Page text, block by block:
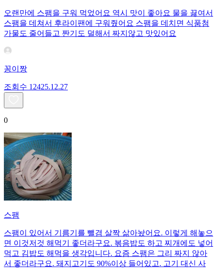
오랜만에 스팸을 구워 먹었어요 역시 맛이 좋아요 물을 끓여서
스팸을 데쳐서 후라이팬에 구워줬어요 스팸을 데치면 식품첨
가물도 줄어들고 짠기도 덜해서 짜지않고 맛있어요
꽁이짱
조회수 12425.12.27
0
스팸
스팸이 있어서 기름기를 뺄겸 살짝 삶아놨어요. 이렇게 해놓으
면 이것저것 해먹기 좋더라구요. 볶음밥도 하고 찌개에도 넣어
먹고 김밥도 해먹을 생각입니다. 요즘 스팸은 그리 짜지 않아
서 좋더라구요. 돼지고기도 90%이상 들어있고. 고기 대신 사